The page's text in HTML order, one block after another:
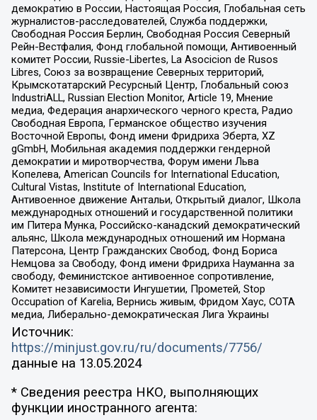
демократию в России, Настоящая Россия, Глобальная сеть
журналистов-расследователей, Служба поддержки,
Свободная Россия Берлин, Свободная Россия Северный
Рейн-Вестфалия, Фонд глобальной помощи, Антивоенный
комитет России, Russie-Libertes, La Asocicion de Rusos
Libres, Союз за возвращение Северных территорий,
Крымскотатарский Ресурсный Центр, Глобальный союз
IndustriALL, Russian Election Monitor, Article 19, Мнение
медиа, Федерация анархического черного креста, Радио
Свободная Европа, Германское общество изучения
Восточной Европы, Фонд имени Фридриха Эберта, XZ
gGmbH, Мобильная академия поддержки гендерной
демократии и миротворчества, Форум имени Льва
Копелева, American Councils for International Education,
Cultural Vistas, Institute of International Education,
Антивоенное движение Антальи, Открытый диалог, Школа
международных отношений и государственной политики
им Питера Мунка, Российско-канадский демократический
альянс, Школа международных отношений им Нормана
Патерсона, Центр Гражданских Свобод, Фонд Бориса
Немцова за Свободу, Фонд имени Фридриха Науманна за
свободу, Феминистское антивоенное сопротивление,
Комитет независимости Ингушетии, Прометей, Stop
Occupation of Karelia, Вернись живым, Фридом Хаус, СОТА
медиа, Либерально-демократическая Лига Украины
Источник:
https://minjust.gov.ru/ru/documents/7756/
данные на 13.05.2024
* Сведения реестра НКО, выполняющих
функции иностранного агента: